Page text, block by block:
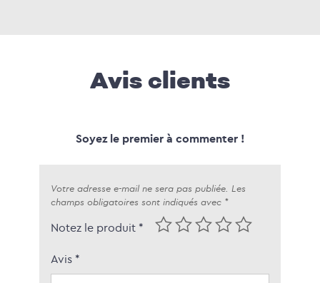
Avis clients
Soyez le premier à commenter !
Votre adresse e-mail ne sera pas publiée. Les
champs obligatoires sont indiqués avec *
Notez le produit *
Avis *